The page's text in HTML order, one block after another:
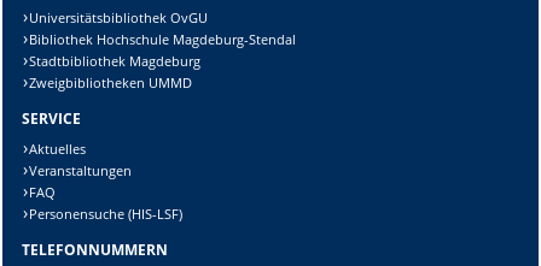
Universitätsbibliothek OvGU
Bibliothek Hochschule Magdeburg-Stendal
Stadtbibliothek Magdeburg
Zweigbibliotheken UMMD
SERVICE
Aktuelles
Veranstaltungen
FAQ
Personensuche (HIS-LSF)
TELEFONNUMMERN